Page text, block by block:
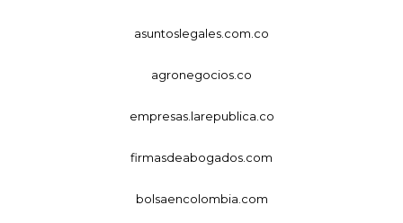
asuntoslegales.com.co
agronegocios.co
empresas.larepublica.co
firmasdeabogados.com
bolsaencolombia.com